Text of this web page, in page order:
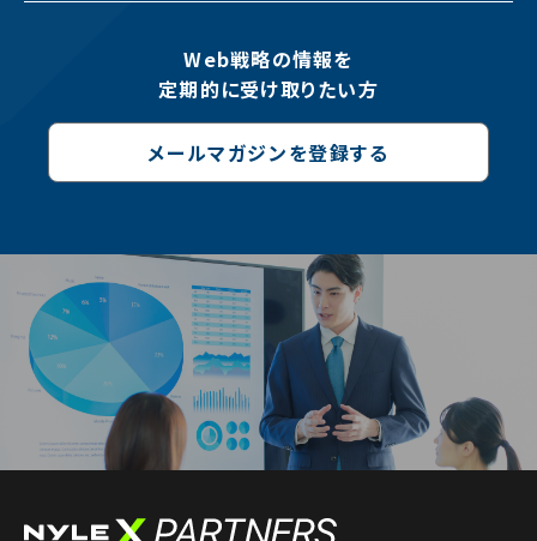
Web戦略の情報を
定期的に受け取りたい方
メールマガジンを登録する